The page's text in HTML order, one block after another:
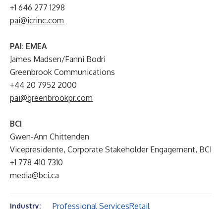
+1 646 277 1298
pai@icrinc.com
PAI: EMEA
James Madsen/Fanni Bodri
Greenbrook Communications
+44 20 7952 2000
pai@greenbrookpr.com
BCI
Gwen-Ann Chittenden
Vicepresidente, Corporate Stakeholder Engagement, BCI
+1 778 410 7310
media@bci.ca
Industry: Professional ServicesRetail